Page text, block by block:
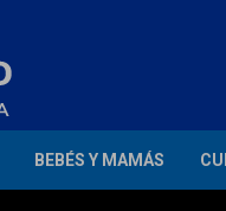
BEBÉS Y MAMÁS